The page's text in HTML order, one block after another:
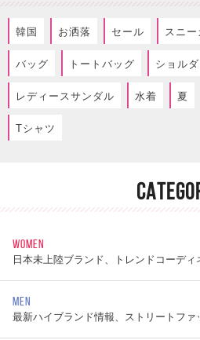
韓国 お洒落 セール スニー
バッグ トートバッグ ショル
レディースサンダル 水着 夏
Tシャツ
WOMEN
日本未上陸ブランド、トレンドコーデ
MEN
最新ハイブランド情報、ストリートフ